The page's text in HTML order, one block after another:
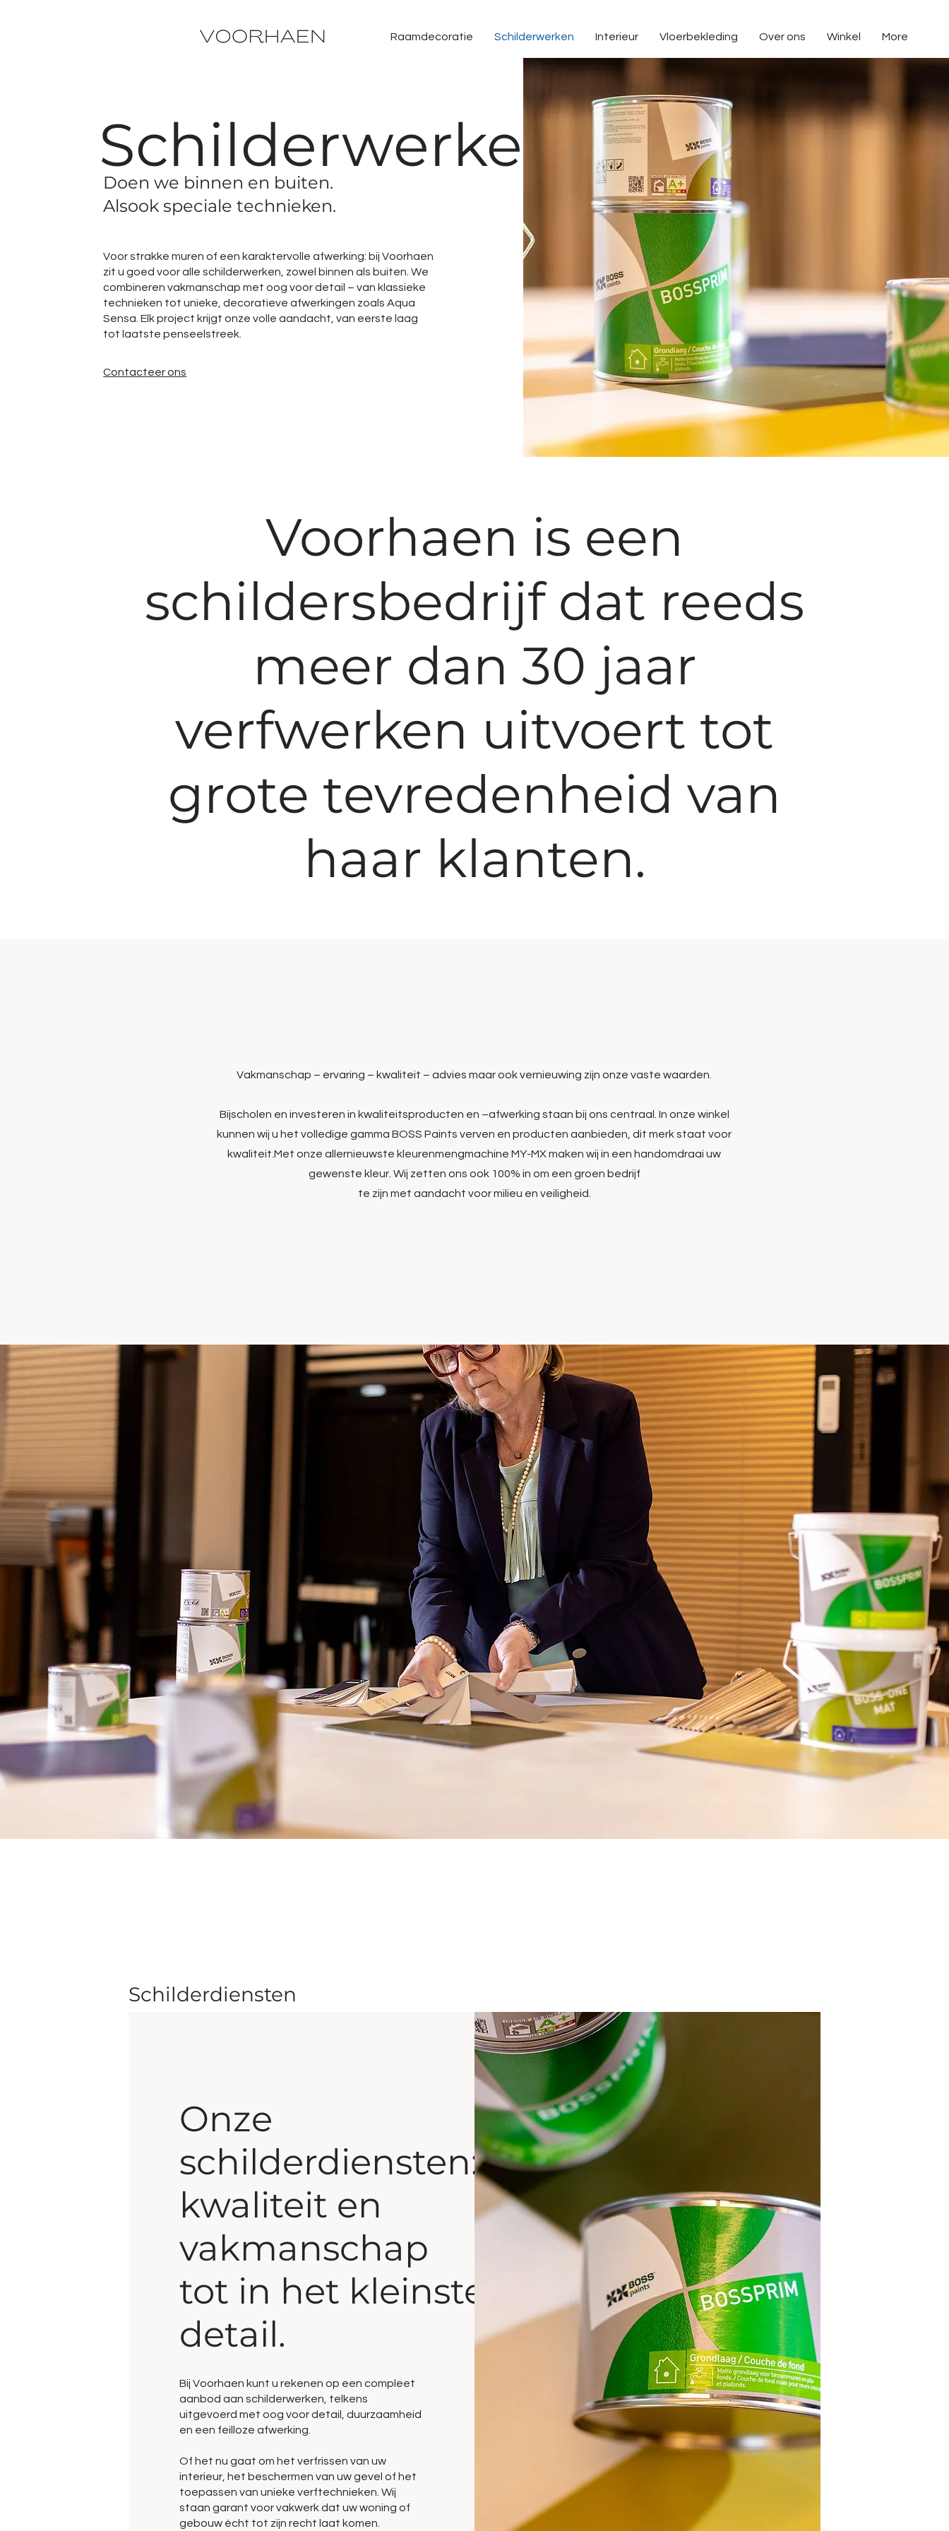
Raamdecoratie Schilderwerken Interieur Vloerbekleding Over ons Winkel More
Schilderwerken
Doen we binnen en buiten.
Alsook speciale technieken.
Voor strakke muren of een karaktervolle afwerking: bij Voorhaen
zit u goed voor alle schilderwerken, zowel binnen als buiten. We
combineren vakmanschap met oog voor detail – van klassieke
technieken tot unieke, decoratieve afwerkingen zoals Aqua
Sensa. Elk project krijgt onze volle aandacht, van eerste laag
tot laatste penseelstreek.
Contacteer ons
Voorhaen is een
schildersbedrijf dat reeds
meer dan 30 jaar
verfwerken uitvoert tot
grote tevredenheid van
haar klanten.
Vakmanschap – ervaring – kwaliteit – advies maar ook vernieuwing zijn onze vaste waarden.
Bijscholen en investeren in kwaliteitsproducten en –afwerking staan bij ons centraal. In onze winkel
kunnen wij u het volledige gamma BOSS Paints verven en producten aanbieden, dit merk staat voor
kwaliteit.Met onze allernieuwste kleurenmengmachine MY-MX maken wij in een handomdraai uw
gewenste kleur. Wij zetten ons ook 100% in om een groen bedrijf
te zijn met aandacht voor milieu en veiligheid.
Schilderdiensten
Onze
schilderdiensten:
kwaliteit en
vakmanschap
tot in het kleinste
detail.
Bij Voorhaen kunt u rekenen op een compleet
aanbod aan schilderwerken, telkens
uitgevoerd met oog voor detail, duurzaamheid
en een feilloze afwerking.
Of het nu gaat om het verfrissen van uw
interieur, het beschermen van uw gevel of het
toepassen van unieke verftechnieken. Wij
staan garant voor vakwerk dat uw woning of
gebouw écht tot zijn recht laat komen.